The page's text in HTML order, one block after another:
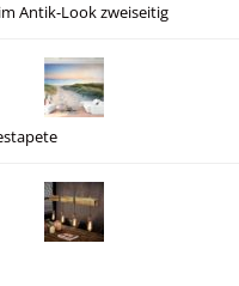
Antik-Look zweiseitig